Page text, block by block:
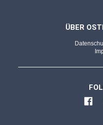
ÜBER